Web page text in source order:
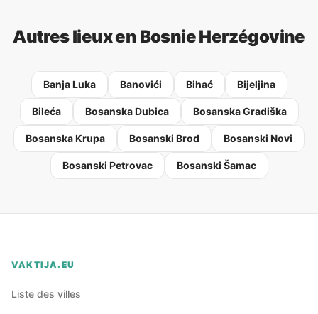
Autres lieux en Bosnie Herzégovine
Banja Luka Banovići Bihać Bijeljina
Bileća Bosanska Dubica Bosanska Gradiška
Bosanska Krupa Bosanski Brod Bosanski Novi
Bosanski Petrovac Bosanski Šamac
VAKTIJA.EU
Liste des villes